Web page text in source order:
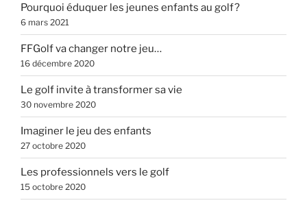
Pourquoi éduquer les jeunes enfants au golf?
6 mars 2021
FFGolf va changer notre jeu…
16 décembre 2020
Le golf invite à transformer sa vie
30 novembre 2020
Imaginer le jeu des enfants
27 octobre 2020
Les professionnels vers le golf
15 octobre 2020